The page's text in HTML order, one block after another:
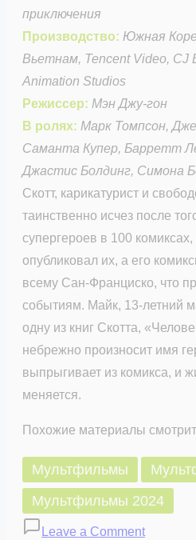
приключения
Производство: Южная
Вьетнам, Tencent Video, CJ
Animation Studios
Режиссер: Мэн Джу-гон
В ролях: Марк Томпсон,
Саманта Купер, Барретт
Джастис Болдинг, Симона
Скотт, карикатурист и
таинственно исчез после
супергероев в 100 комиксах,
опубликовал их, а его
всему Сан-Франциско, что
событиям. Майк, 13-летний
одну из книг Скотта,
небрежно произносит имя
выпрыгивает из комикса, и
меняется.
Похожие материалы
Мультфильмы
Мультфильмы 2024
Leave a Commenton